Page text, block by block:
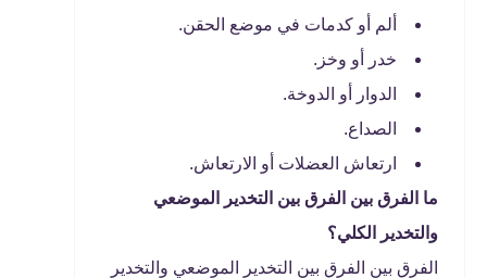
ألم أو كدمات في موضع الحقن.
خدر أو وخز.
الدوار أو الدوخة.
الصداع.
ارتعاش العضلات أو الارتعاش.
ما الفرق بين الفرق بين التخدير الموضعي
والتخدير الكلي؟
الفرق بين الفرق بين التخدير الموضعي والتخدير